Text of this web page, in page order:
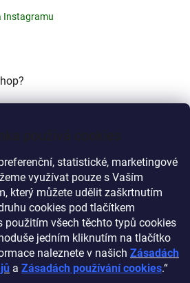
používá cookies
statistické, marketingové
využívat pouze s Vaším
který můžete udělit zaškrtnutím
cookies pod tlačítkem
použitím všech těchto typů cookies
jedním kliknutím na tlačítko
naleznete v našich Zásadách
a Zásadách používání cookies.“
Instagramu
Obchodnawebu.cz